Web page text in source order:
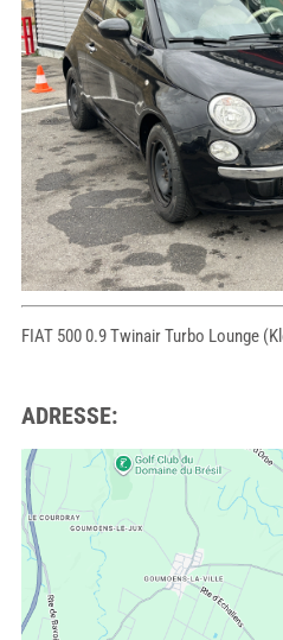
FIAT 500 0.9 Twinair Turbo Lounge
ADRESSE: